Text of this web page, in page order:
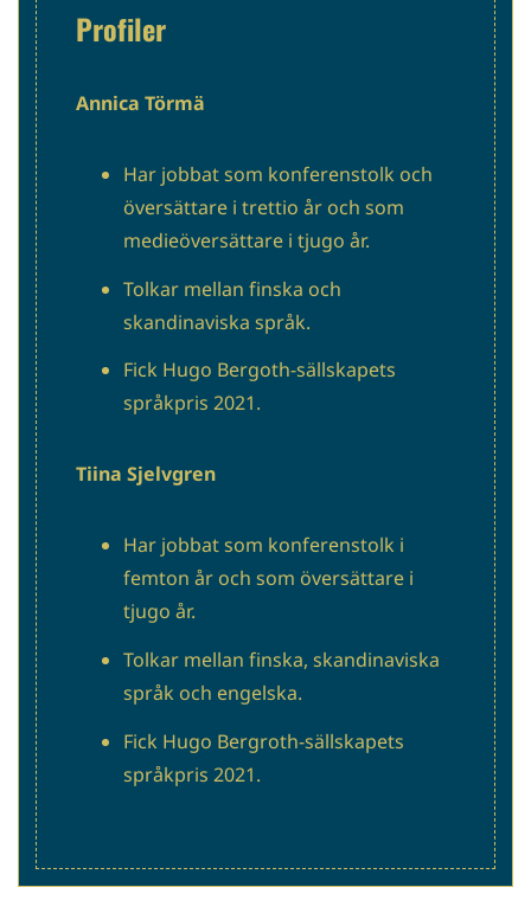
Profiler
Annica Törmä
Har jobbat som konferenstolk och
översättare i trettio år och som
medieöversättare i tjugo år.
Tolkar mellan finska och
skandinaviska språk.
Fick Hugo Bergoth-sällskapets
språkpris 2021.
Tiina Sjelvgren
Har jobbat som konferenstolk i
femton år och som översättare i
tjugo år.
Tolkar mellan finska, skandinaviska
språk och engelska.
Fick Hugo Bergroth-sällskapets
språkpris 2021.